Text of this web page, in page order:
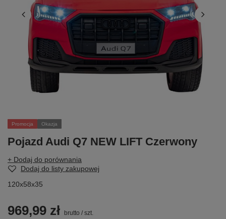
Promocja Okazja
Pojazd Audi Q7 NEW LIFT Czerwony
+ Dodaj do porównania
Dodaj do listy zakupowej
120x58x35
969,99 zł brutto / szt.